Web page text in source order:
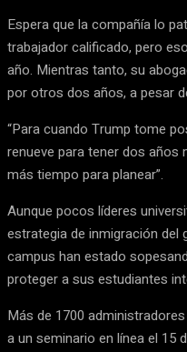
Espera que la compañía lo
trabajador calificado, pero
año. Mientras tanto, su
por otros dos años, a pesar
“Para cuando Trump tome
renueve para tener dos años
más tiempo para planear”.
Aunque pocos líderes
estrategia de inmigración del
campus han estado
proteger a sus estudiantes
Más de 1700
a un seminario en línea el 15